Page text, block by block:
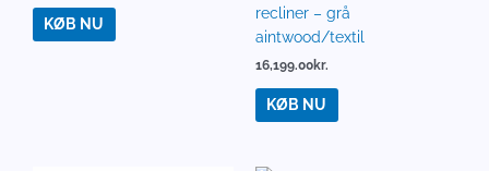
KØB NU
recliner – grå
aintwood/textil
16,199.00kr.
KØB NU